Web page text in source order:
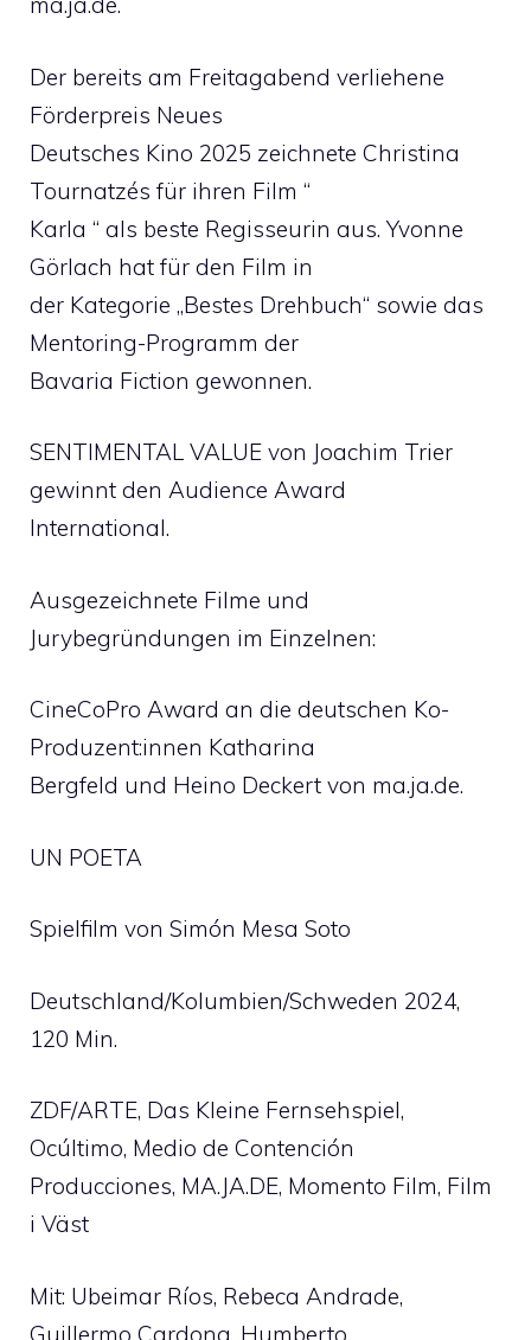
Der bereits am Freitagabend verliehene
Förderpreis Neues
Deutsches Kino 2025 zeichnete Christina
Tournatzés für ihren Film “
Karla “ als beste Regisseurin aus. Yvonne
Görlach hat für den Film in
der Kategorie „Bestes Drehbuch“ sowie das
Mentoring-Programm der
Bavaria Fiction gewonnen.
SENTIMENTAL VALUE von Joachim Trier
gewinnt den Audience Award
International.
Ausgezeichnete Filme und
Jurybegründungen im Einzelnen:
CineCoPro Award an die deutschen Ko-
Produzent:innen Katharina
Bergfeld und Heino Deckert von ma.ja.de.
UN POETA
Spielfilm von Simón Mesa Soto
Deutschland/Kolumbien/Schweden 2024,
120 Min.
ZDF/ARTE, Das Kleine Fernsehspiel,
Ocúltimo, Medio de Contención
Producciones, MA.JA.DE, Momento Film, Film
i Väst
Mit: Ubeimar Ríos, Rebeca Andrade,
Guillermo Cardona, Humberto